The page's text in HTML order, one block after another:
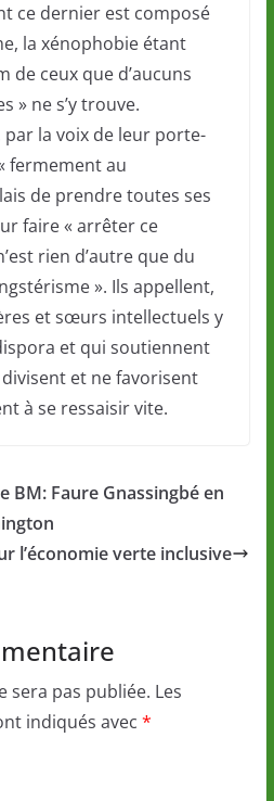
ce dernier est composé
la xénophobie étant
de ceux que d’aucuns
» ne s’y trouve.
par la voix de leur porte-
fermement au
de prendre toutes ses
faire « arrêter ce
rien d’autre que du
». Ils appellent,
et sœurs intellectuels y
et qui soutiennent
et ne favorisent
à se ressaisir vite.
BM: Faure Gnassingbé en
l’économie verte inclusive
sera pas publiée. Les
indiqués avec *